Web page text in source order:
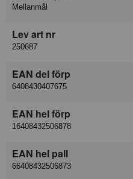
Mellanmål
Lev art nr
250687
EAN del förp
6408430407675
EAN hel förp
16408432506878
EAN hel pall
66408432506873